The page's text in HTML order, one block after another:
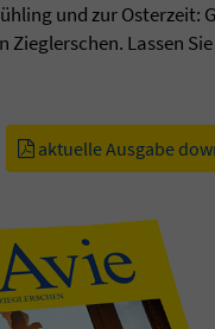
und zur Osterzeit:
Zieglerschen. Lassen
aktuelle Ausgabe